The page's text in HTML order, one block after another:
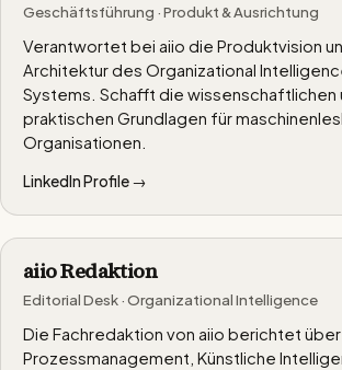
Geschäftsführung · Produkt & Ausrichtung
Verantwortet bei aiio die Produktvision
Architektur des Organizational
Systems. Schafft die wissenschaftlichen
praktischen Grundlagen für
Organisationen.
LinkedIn Profile →
aiio Redaktion
Editorial Desk · Organizational Intelligence
Die Fachredaktion von aiio berichtet über
Prozessmanagement, Künstliche